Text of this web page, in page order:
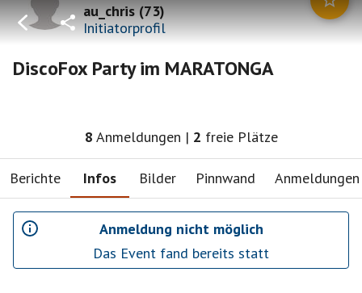
au_chris(73)
Initiatorprofil
DiscoFox Party im MARATONGA
8 Anmeldungen | 2 freie Plätze
Berichte Infos Bilder Pinnwand Anmeldungen
Anmeldung nicht möglich
Das Event fand bereits statt